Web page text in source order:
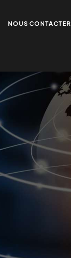
NOUS CONTACTER